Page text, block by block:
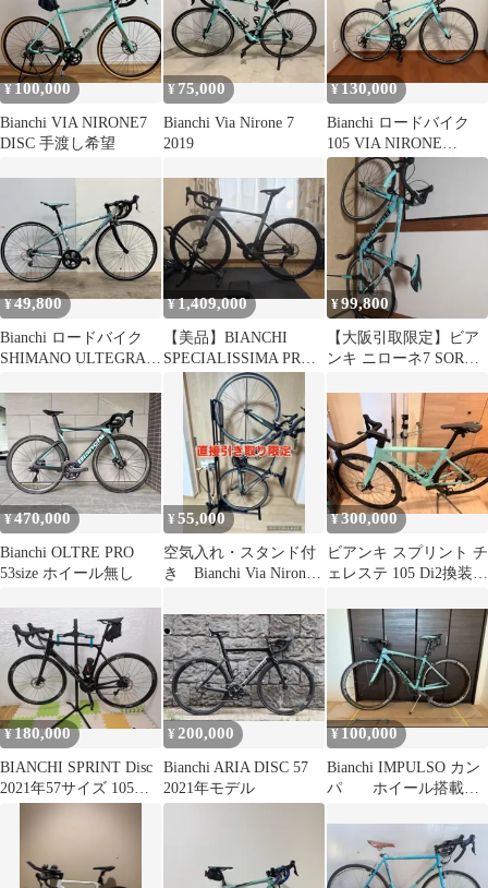
¥100,000
Bianchi VIA NIRONE7
DISC 手渡し希望
¥75,000
Bianchi Via Nirone 7
2019
¥130,000
Bianchi ロードバイク
105 VIA NIRONE
41(150〜165)
¥49,800
Bianchi ロードバイク
SHIMANO ULTEGRA
¥1,409,000
【美品】BIANCHI
SPECIALISSIMA PRO
サイズ50
¥99,800
【大阪引取限定】ビア
ンキ ニローネ7 SORA
¥470,000
Bianchi OLTRE PRO
53size ホイール無し
¥55,000
空気入れ・スタンド付
き Bianchi Via Nirone 7
¥300,000
ビアンキ スプリント チ
ェレステ 105 Di2換装
¥180,000
BIANCHI SPRINT Disc
2021年57サイズ 105
¥200,000
Bianchi ARIA DISC 57
2021年モデル
¥100,000
Bianchi IMPULSO カン
パ ホイール搭載